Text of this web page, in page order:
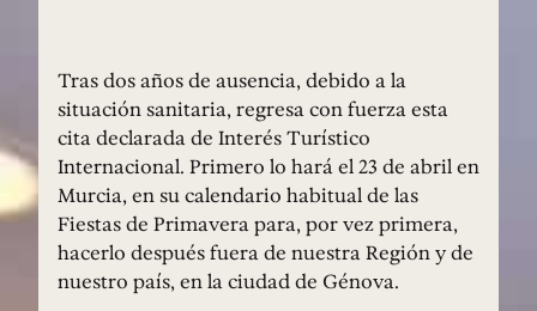
Tras dos años de ausencia, debido a la
situación sanitaria, regresa con fuerza esta
cita declarada de Interés Turístico
Internacional. Primero lo hará el 23 de abril en
Murcia, en su calendario habitual de las
Fiestas de Primavera para, por vez primera,
hacerlo después fuera de nuestra Región y de
nuestro país, en la ciudad de Génova.